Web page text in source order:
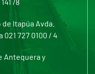
Itapúa Avda.
727 0100 / 4
Antequera y